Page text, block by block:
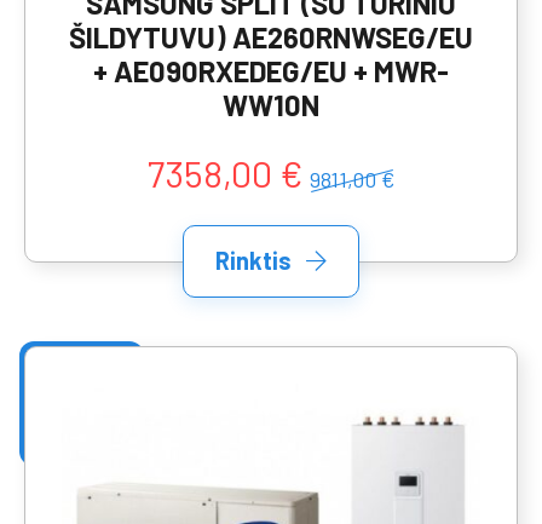
ŠILDYTUVU) AE260RNWSEG/EU
+ AE090RXEDEG/EU + MWR-
WW10N
7358,00 € 9811,00 €
Rinktis